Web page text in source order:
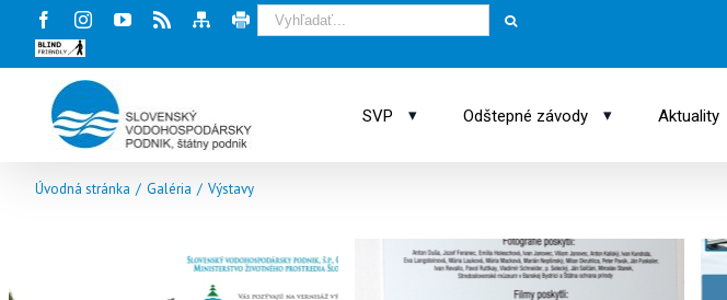
FacebookInstagram
YoutubeRssMapa Tlač
stránky
Blind
friendly
SVP ▾ Odštepné závody ▾ Aktuality
Úvodná stránka / Galéria / Výstavy